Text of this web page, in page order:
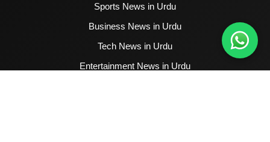
Sports News in Urdu
Business News in Urdu
Tech News in Urdu
Entertainment News in Urdu